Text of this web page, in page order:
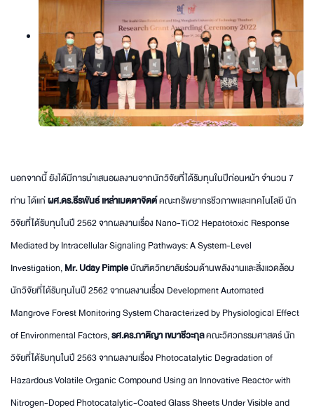
นอกจากนี้ ยังได้มีการนำเสนอผลงานจากนักวิจัยที่ได้รับทุนในปีก่อนหน้า จำนวน 7
ท่าน ได้แก่ผศ.ดร.ธีรพันธ์ เหล่าเมตตาจิตต์คณะทรัพยากรชีวภาพและเทคโนโลยี นัก
วิจัยที่ได้รับทุนในปี 2562 จากผลงานเรื่อง Nano-TiO2 Hepatotoxic Response
Mediated by Intracellular Signaling Pathways: A System-Level
Investigation,Mr. Uday Pimpleบัณฑิตวิทยาลัยร่วมด้านพลังงานและสิ่งแวดล้อม
นักวิจัยที่ได้รับทุนในปี 2562 จากผลงานเรื่อง Development Automated
Mangrove Forest Monitoring System Characterized by Physiological Effect
of Environmental Factors,รศ.ดร.ภาติญา เขมาชีวะกุลคณะวิศวกรรมศาสตร์ นัก
วิจัยที่ได้รับทุนในปี 2563 จากผลงานเรื่อง Photocatalytic Degradation of
Hazardous Volatile Organic Compound Using an Innovative Reactor with
Nitrogen-Doped Photocatalytic-Coated Glass Sheets Under Visible and